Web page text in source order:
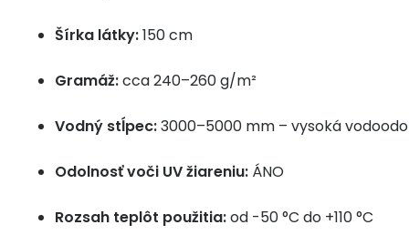
Šírka látky:150 cm
Gramáž:cca 240–260 g/m²
Vodný stĺpec:3000–5000 mm – vysoká
Odolnosť voči UV žiareniu: ÁNO
Rozsah teplôt použitia:od -50 °C do +110 °C